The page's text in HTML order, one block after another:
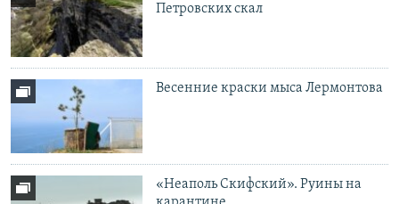
Петровских скал
Весенние краски мыса Лермонтова
«Неаполь Скифский». Руины на